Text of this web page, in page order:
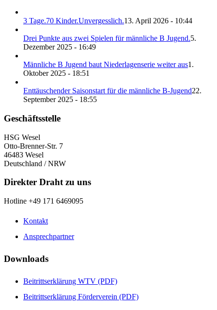
3 Tage.70 Kinder.Unvergesslich.13. April 2026 - 10:44
Drei Punkte aus zwei Spielen für männliche B Jugend.5.
Dezember 2025 - 16:49
Männliche B Jugend baut Niederlagenserie weiter aus1.
Oktober 2025 - 18:51
Enttäuschender Saisonstart für die männliche B-Jugend22.
September 2025 - 18:55
Geschäftsstelle
HSG Wesel
Otto-Brenner-Str. 7
46483 Wesel
Deutschland / NRW
Direkter Draht zu uns
Hotline +49 171 6469095
Kontakt
Ansprechpartner
Downloads
Beitrittserklärung WTV (PDF)
Beitrittserklärung Förderverein (PDF)